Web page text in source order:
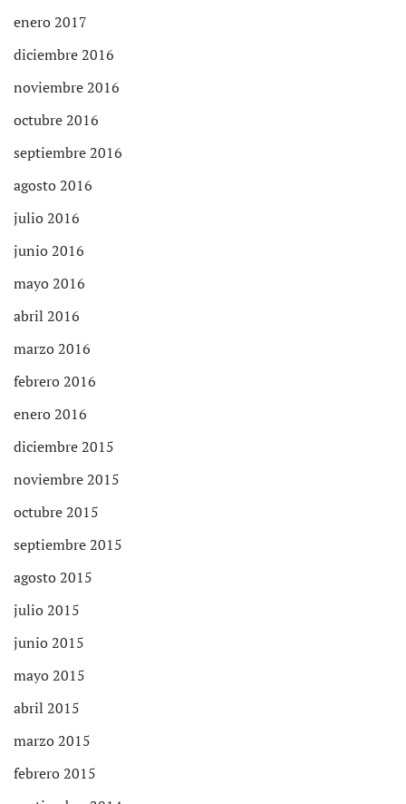
enero 2017
diciembre 2016
noviembre 2016
octubre 2016
septiembre 2016
agosto 2016
julio 2016
junio 2016
mayo 2016
abril 2016
marzo 2016
febrero 2016
enero 2016
diciembre 2015
noviembre 2015
octubre 2015
septiembre 2015
agosto 2015
julio 2015
junio 2015
mayo 2015
abril 2015
marzo 2015
febrero 2015